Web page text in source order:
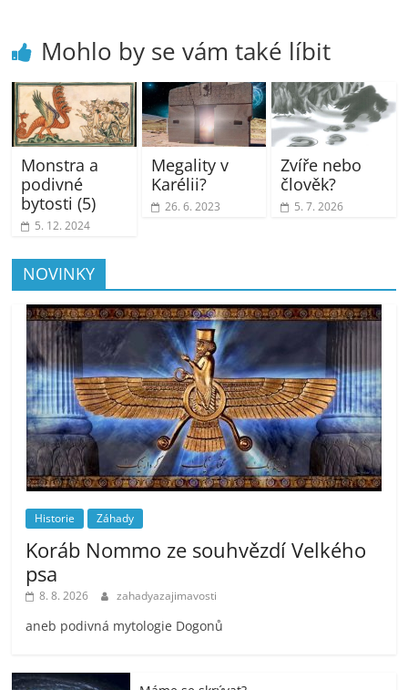
Mohlo by se vám také líbit
Monstra a
podivné
bytosti (5)
5. 12. 2024
Megality v
Karélii?
26. 6. 2023
Zvíře nebo
člověk?
5. 7. 2026
NOVINKY
Historie Záhady
Koráb Nommo ze souhvězdí Velkého
psa
8. 8. 2026 zahadyazajimavosti
aneb podivná mytologie Dogonů